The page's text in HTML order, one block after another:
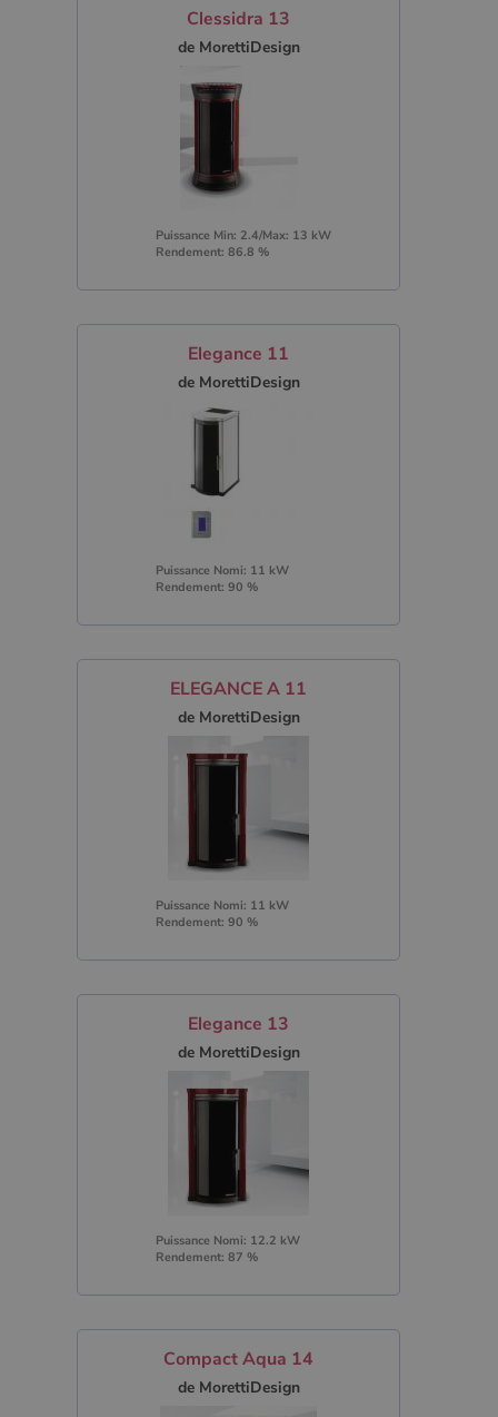
Clessidra 13
de MorettiDesign
Puissance Min: 2.4/Max: 13 kW
Rendement: 86.8 %
Elegance 11
de MorettiDesign
Puissance Nomi: 11 kW
Rendement: 90 %
ELEGANCE A 11
de MorettiDesign
Puissance Nomi: 11 kW
Rendement: 90 %
Elegance 13
de MorettiDesign
Puissance Nomi: 12.2 kW
Rendement: 87 %
Compact Aqua 14
de MorettiDesign